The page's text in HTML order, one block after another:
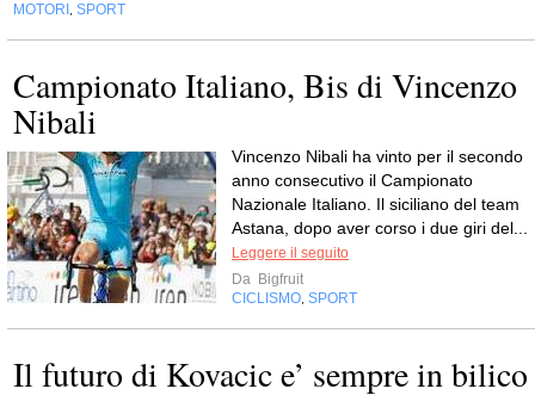
MOTORI
SPORT
Campionato Italiano, Bis di Vincenzo
Nibali
Vincenzo Nibali ha vinto per il secondo
anno consecutivo il Campionato
Nazionale Italiano. Il siciliano del team
Astana, dopo aver corso i due giri del...
Leggere il seguito
Da Bigfruit
CICLISMO SPORT
Il futuro di Kovacic e’ sempre in bilico